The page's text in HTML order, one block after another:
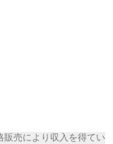
売により収入を得てい